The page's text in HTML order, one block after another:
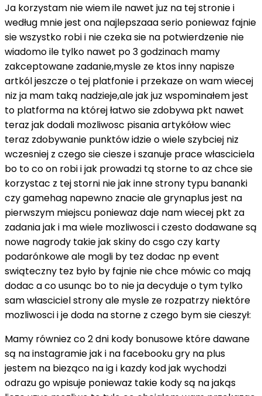
Ja korzystam nie wiem ile nawet juz na tej stronie i
według mnie jest ona najlepszaaa serio poniewaz fajnie
sie wszystko robi i nie czeka sie na potwierdzenie nie
wiadomo ile tylko nawet po 3 godzinach mamy
zakceptowane zadanie,mysle ze ktos inny napisze
artkól jeszcze o tej platfonie i przekaze on wam wiecej
niz ja mam taką nadzieje,ale jak juz wspominałem jest
to platforma na której łatwo sie zdobywa pkt nawet
teraz jak dodali mozliwosc pisania artykółow wiec
teraz zdobywanie punktów idzie o wiele szybciej niz
wczesniej z czego sie ciesze i szanuje prace własciciela
bo to co on robi i jak prowadzi tą storne to az chce sie
korzystac z tej storni nie jak inne strony typu bananki
czy gamehag napewno znacie ale grynaplus jest na
pierwszym miejscu poniewaz daje nam wiecej pkt za
zadania jak i ma wiele mozliwosci i czesto dodawane są
nowe nagrody takie jak skiny do csgo czy karty
podarónkowe ale mogli by tez dodac np event
swiąteczny tez było by fajnie nie chce mówic co mają
dodac a co usunąc bo to nie ja decyduje o tym tylko
sam własciciel strony ale mysle ze rozpatrzy niektóre
mozliwosci i je doda na storne z czego bym sie cieszył:
Mamy równiez co 2 dni kody bonusowe które dawane
są na instagramie jak i na facebooku gry na plus
jestem na bieząco na ig i kazdy kod jak wychodzi
odrazu go wpisuje poniewaz takie kody są na jakąs